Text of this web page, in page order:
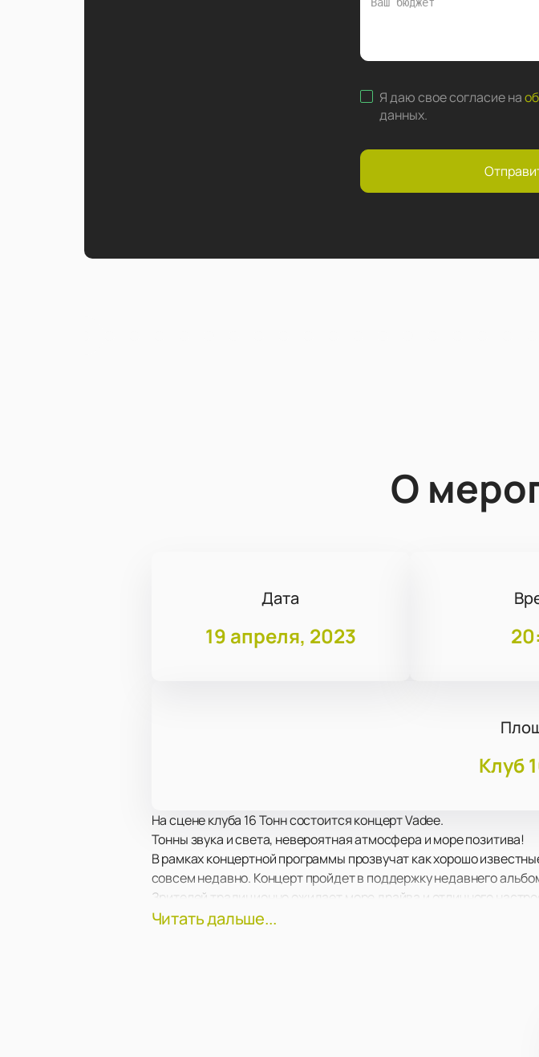
Я даю свое согласие на
данных.
О
Дата
19 апреля, 2023
Клуб
На сцене клуба 16 Тонн состоится концерт Vadee.
Тонны звука и света, невероятная атмосфера и море позитива!
В рамках концертной программы прозвучат как хорошо
совсем недавно. Концерт пройдет в поддержку недавнего
Зрителей традиционно ожидает море драйва и отличного
шоу.
Читать дальше...